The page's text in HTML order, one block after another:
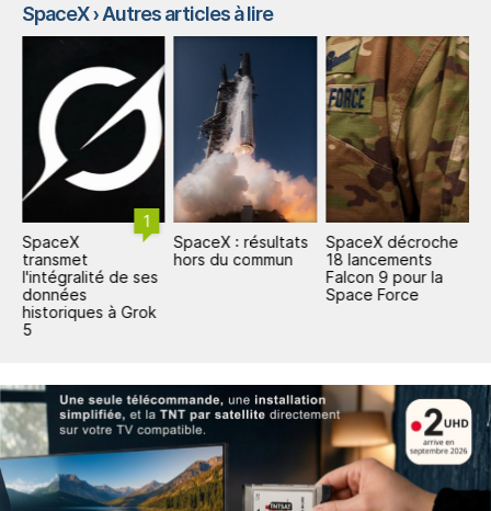
SpaceX› Autres articles à lire
1
SpaceX
transmet
l'intégralité de ses
données
historiques à Grok
5
SpaceX : résultats
hors du commun
SpaceX décroche
18 lancements
Falcon 9 pour la
Space Force